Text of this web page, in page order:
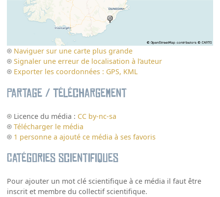
Naviguer sur une carte plus grande
Signaler une erreur de localisation à l’auteur
Exporter les coordonnées : GPS, KML
Partage / Téléchargement
Licence du média : CC by-nc-sa
Télécharger le média
1 personne a ajouté ce média à ses favoris
Catégories scientifiques
Pour ajouter un mot clé scientifique à ce média il faut être
inscrit et membre du collectif scientifique.